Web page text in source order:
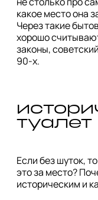
какое место она
Через такие
хорошо
законы,
90-х.
туалет
Если без шуток,
это за место?
историческим и